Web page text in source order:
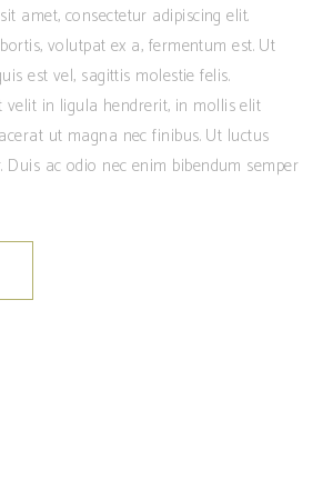
amet, consectetur adipiscing elit.
volutpat ex a, fermentum est. Ut
est vel, sagittis molestie felis.
velit in ligula hendrerit, in mollis elit
ut magna nec finibus. Ut luctus
Duis ac odio nec enim bibendum semper